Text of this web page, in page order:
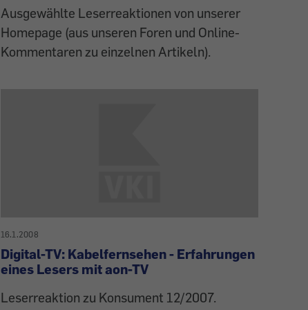
Ausgewählte Leserreaktionen von unserer
Homepage (aus unseren Foren und Online-
Kommentaren zu einzelnen Artikeln).
16.1.2008
Digital-TV: Kabelfernsehen - Erfahrungen
eines Lesers mit aon-TV
Leserreaktion zu Konsument 12/2007.